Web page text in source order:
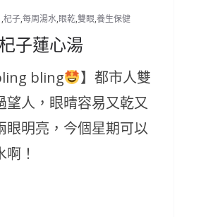
,杞子,每周湯水,眼乾,雙眼,養生保健
子蓮心湯
bling
】都市人雙
望人，眼晴容易又乾又
眼明亮，今個星期可以
！